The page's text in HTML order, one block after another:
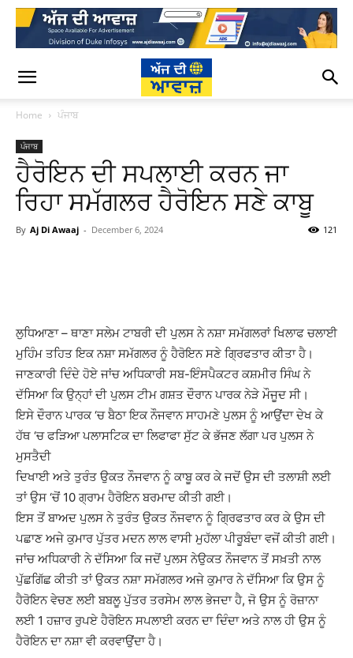
Home ਪੰਜਾਬ
ਪੰਜਾਬ
ਹੈਰੋਇਨ ਦੀ ਸਪਲਾਈ ਕਰਨ ਜਾ
ਰਿਹਾ ਸਮੱਗਲਰ ਹੈਰੋਇਨ ਸਣੇ ਕਾਬੂ
By Aj Di Awaaj - December 6, 2024 121
ਲੁਧਿਆਣਾ – ਥਾਣਾ ਸਲੇਮ ਟਾਬਰੀ ਦੀ ਪੁਲਸ ਨੇ ਨਸ਼ਾ ਸਮੱਗਲਰਾਂ ਖਿਲਾਫ ਚਲਾਈ
ਮੁਹਿੰਮ ਤਹਿਤ ਇਕ ਨਸ਼ਾ ਸਮੱਗਲਰ ਨੂੰ ਹੈਰੋਇਨ ਸਣੇ ਗ੍ਰਿਫਤਾਰ ਕੀਤਾ ਹੈ।
ਜਾਣਕਾਰੀ ਦਿੰਦੇ ਹੋਏ ਜਾਂਚ ਅਧਿਕਾਰੀ ਸਬ-ਇੰਸਪੈਕਟਰ ਕਸ਼ਮੀਰ ਸਿੰਘ ਨੇ
ਦੱਸਿਆ ਕਿ ਉਨ੍ਹਾਂ ਦੀ ਪੁਲਸ ਟੀਮ ਗਸ਼ਤ ਦੌਰਾਨ ਪਾਰਕ ਨੇੜੇ ਮੌਜੂਦ ਸੀ।
ਇਸੇ ਦੌਰਾਨ ਪਾਰਕ ‘ਚ ਬੈਠਾ ਇਕ ਨੌਜਵਾਨ ਸਾਹਮਣੇ ਪੁਲਸ ਨੂੰ ਆਉਂਦਾ ਦੇਖ ਕੇ
ਹੱਥ ‘ਚ ਫੜਿਆ ਪਲਾਸਟਿਕ ਦਾ ਲਿਫਾਫਾ ਸੁੱਟ ਕੇ ਭੱਜਣ ਲੱਗਾ ਪਰ ਪੁਲਸ ਨੇ
ਮੁਸਤੈਦੀ
ਦਿਖਾਈ ਅਤੇ ਤੁਰੰਤ ਉਕਤ ਨੌਜਵਾਨ ਨੂੰ ਕਾਬੂ ਕਰ ਕੇ ਜਦੋਂ ਉਸ ਦੀ ਤਲਾਸ਼ੀ ਲਈ
ਤਾਂ ਉਸ ‘ਚੋਂ 10 ਗ੍ਰਾਮ ਹੈਰੋਇਨ ਬਰਮਾਦ ਕੀਤੀ ਗਈ।
ਇਸ ਤੋਂ ਬਾਅਦ ਪੁਲਸ ਨੇ ਤੁਰੰਤ ਉਕਤ ਨੌਜਵਾਨ ਨੂੰ ਗ੍ਰਿਫਤਾਰ ਕਰ ਕੇ ਉਸ ਦੀ
ਪਛਾਣ ਅਜੇ ਕੁਮਾਰ ਪੁੱਤਰ ਮਦਨ ਲਾਲ ਵਾਸੀ ਮੁਹੱਲਾ ਪੀਰੂਬੰਦਾ ਵਜੋਂ ਕੀਤੀ ਗਈ।
ਜਾਂਚ ਅਧਿਕਾਰੀ ਨੇ ਦੱਸਿਆ ਕਿ ਜਦੋਂ ਪੁਲਸ ਨੇਉਕਤ ਨੌਜਵਾਨ ਤੋਂ ਸਖ਼ਤੀ ਨਾਲ
ਪੁੱਛਗਿੱਛ ਕੀਤੀ ਤਾਂ ਉਕਤ ਨਸ਼ਾ ਸਮੱਗਲਰ ਅਜੇ ਕੁਮਾਰ ਨੇ ਦੱਸਿਆ ਕਿ ਉਸ ਨੂੰ
ਹੈਰੋਇਨ ਵੇਚਣ ਲਈ ਬਬਲੂ ਪੁੱਤਰ ਤਰਸੇਮ ਲਾਲ ਭੇਜਦਾ ਹੈ, ਜੋ ਉਸ ਨੂੰ ਰੋਜ਼ਾਨਾ
ਲਈ 1 ਹਜ਼ਾਰ ਰੁਪਏ ਹੈਰੋਇਨ ਸਪਲਾਈ ਕਰਨ ਦਾ ਦਿੰਦਾ ਅਤੇ ਨਾਲ ਹੀ ਉਸ ਨੂੰ
ਹੈਰੋਇਨ ਦਾ ਨਸ਼ਾ ਵੀ ਕਰਵਾਉਂਦਾ ਹੈ।